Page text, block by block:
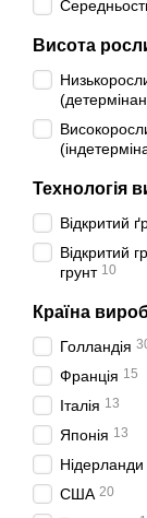
Висота
Технологія
Відкритий
Відкритий
грунт 10
Країна
Голландія
Франція 15
Італія 13
Японія 13
Нідерланди
США 20